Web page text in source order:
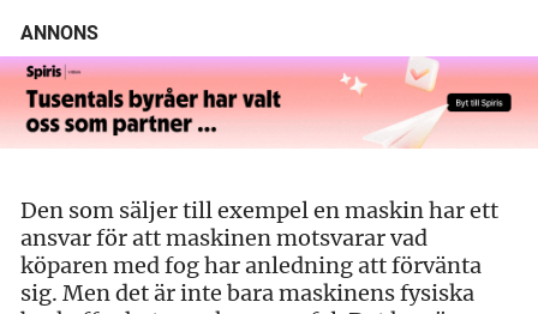
ANNONS
Den som säljer till exempel en maskin har ett
ansvar för att maskinen motsvarar vad
köparen med fog har anledning att förvänta
sig. Men det är inte bara maskinens fysiska